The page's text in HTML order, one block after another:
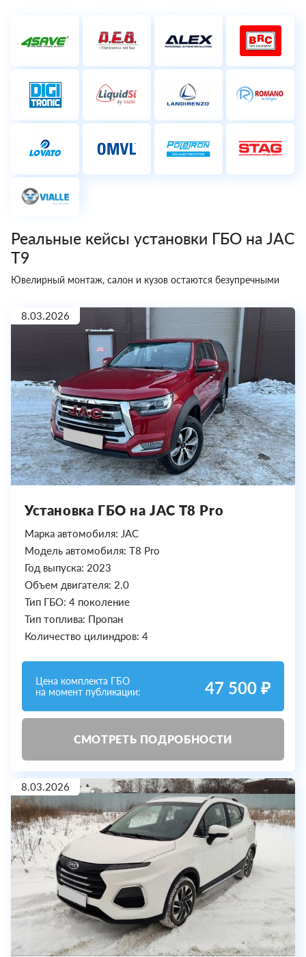
Реальные кейсы установки ГБО на JAC
T9
Ювелирный монтаж, салон и кузов остаются безупречными
8.03.2026
Установка ГБО на JAC T8 Pro
Марка автомобиля: JAC
Модель автомобиля: T8 Pro
Год выпуска: 2023
Объем двигателя: 2.0
Тип ГБО: 4 поколение
Тип топлива: Пропан
Количество цилиндров: 4
Цена комплекта ГБО
на момент публикации:
47 500 ₽
СМОТРЕТЬ ПОДРОБНОСТИ
8.03.2026